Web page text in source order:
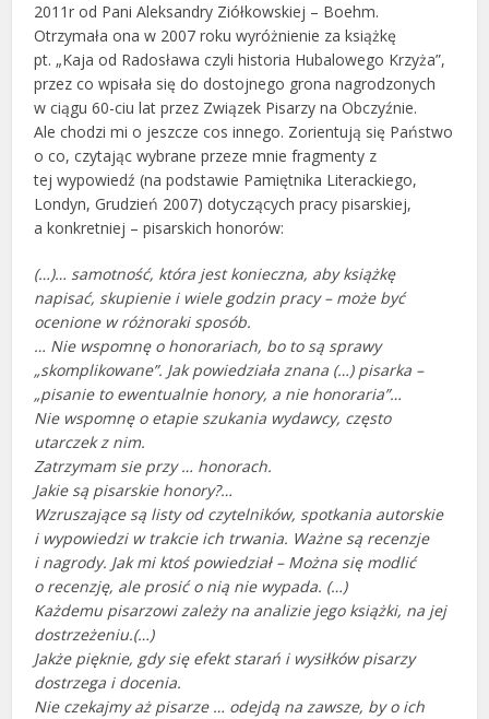
2011r od Pani Aleksandry Ziółkowskiej – Boehm.
Otrzymała ona w 2007 roku wyróżnienie za książkę
pt. „Kaja od Radosława czyli historia Hubalowego Krzyża”,
przez co wpisała się do dostojnego grona nagrodzonych
w ciągu 60-ciu lat przez Związek Pisarzy na Obczyźnie.
Ale chodzi mi o jeszcze cos innego. Zorientują się Państwo
o co, czytając wybrane przeze mnie fragmenty z
tej wypowiedź (na podstawie Pamiętnika Literackiego,
Londyn, Grudzień 2007) dotyczących pracy pisarskiej,
a konkretniej – pisarskich honorów:
(…)… samotność, która jest konieczna, aby książkę
napisać, skupienie i wiele godzin pracy – może być
ocenione w różnoraki sposób.
… Nie wspomnę o honorariach, bo to są sprawy
„skomplikowane”. Jak powiedziała znana (…) pisarka –
„pisanie to ewentualnie honory, a nie honoraria”…
Nie wspomnę o etapie szukania wydawcy, często
utarczek z nim.
Zatrzymam sie przy … honorach.
Jakie są pisarskie honory?…
Wzruszające są listy od czytelników, spotkania autorskie
i wypowiedzi w trakcie ich trwania. Ważne są recenzje
i nagrody. Jak mi ktoś powiedział – Można się modlić
o recenzję, ale prosić o nią nie wypada. (…)
Każdemu pisarzowi zależy na analizie jego książki, na jej
dostrzeżeniu.(…)
Jakże pięknie, gdy się efekt starań i wysiłków pisarzy
dostrzega i docenia.
Nie czekajmy aż pisarze … odejdą na zawsze, by o ich